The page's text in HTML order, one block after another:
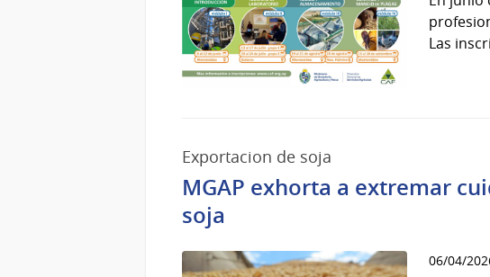
Las
Exportacion de soja
MGAP exhorta a extremar
soja
06/04/